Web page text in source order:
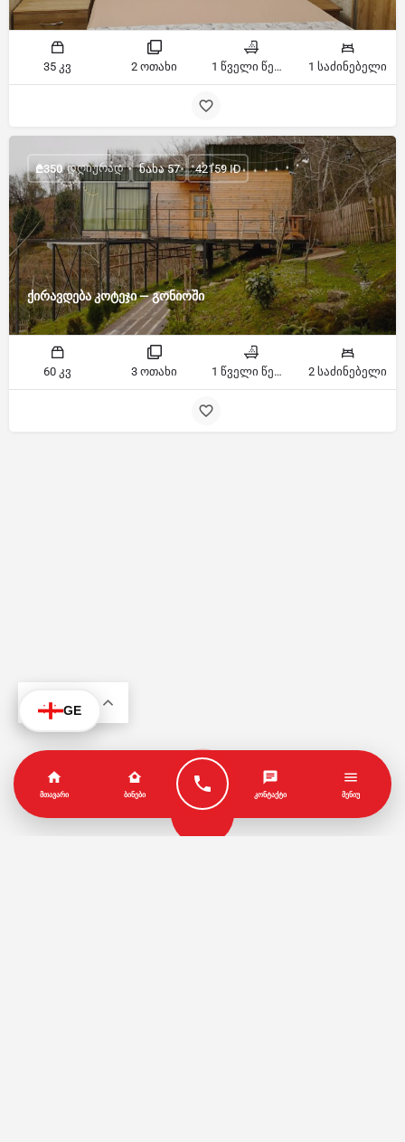
35 კვ 2 ოთახი 1 წველი წერტილი 1 საძინებელი
ქირავდება კოტეჯი — გონიოში
₾350 ᲓᲦᲘᲣᲠᲐᲓ ნახა 57 42159 ID
60 კვ 3 ოთახი 1 წველი წერტილი 2 საძინებელი
GE
ᲛᲗᲐᲕᲐᲠᲘ ᲑᲘᲜᲔᲑᲘ ᲙᲝᲜᲢᲐᲥᲢᲘ ᲛᲔᲜᲘᲣ
KA